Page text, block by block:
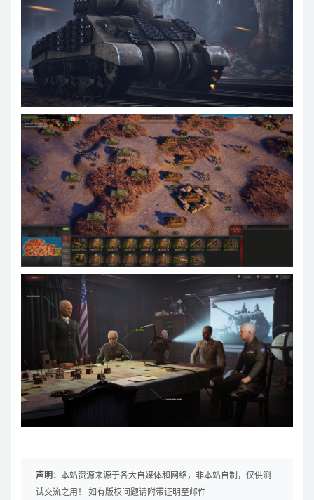
声明： 本站资源来源于各大自媒体和网络，非本站自制，仅供测
试交流之用！ 如有版权问题请附带证明至邮件